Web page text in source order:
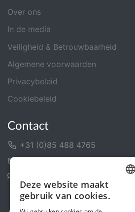
Over ons
In de media
Veiligheid & Betrouwbaarheid
Algemene voorwaarden
Privacybeleid
Cookiebeleid
Contact
+31 (0)85 488 4765
Deze website maakt
gebruik van cookies.